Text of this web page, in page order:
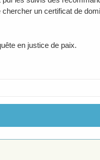
un certificat de
en justice de paix.